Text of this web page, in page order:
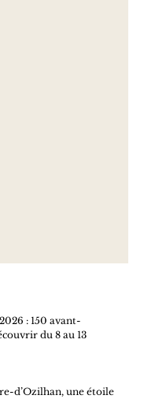
: 150 avant-
du 8 au 13
d’Ozilhan, une étoile